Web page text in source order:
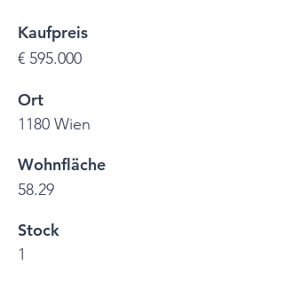
Kaufpreis
€ 595.000
Ort
1180 Wien
Wohnfläche
58.29
Stock
1